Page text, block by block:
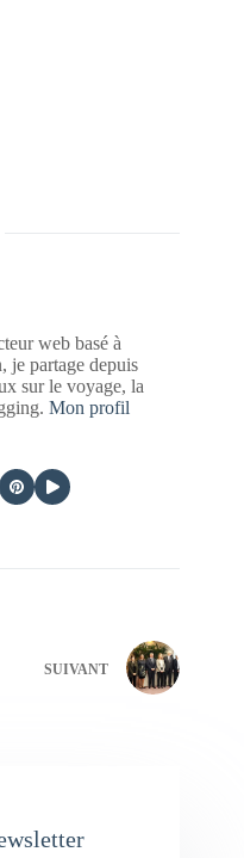
web basé à
je partage depuis
sur le voyage, la
Mon profil
SUIVANT